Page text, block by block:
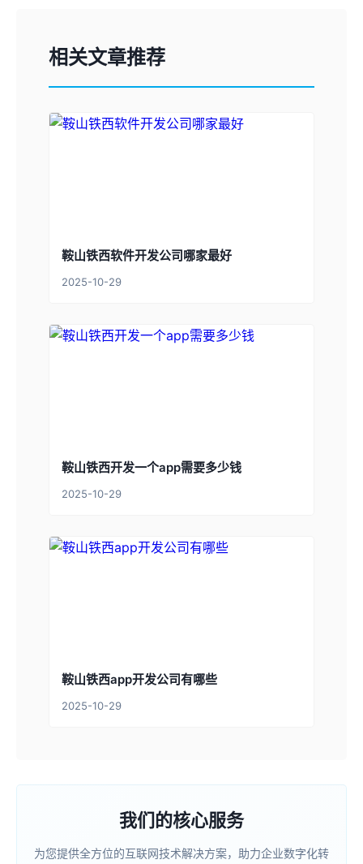
相关文章推荐
鞍山铁西软件开发公司哪家最好
2025-10-29
鞍山铁西开发一个app需要多少钱
2025-10-29
鞍山铁西app开发公司有哪些
2025-10-29
我们的核心服务
为您提供全方位的互联网技术解决方案，助力企业数字化转